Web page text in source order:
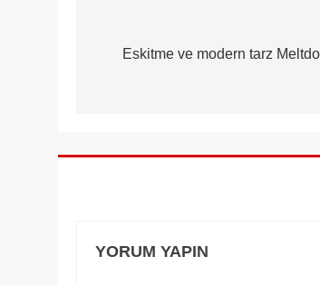
gezinmesi
Eskitme ve modern tarz
YORUM YAPIN